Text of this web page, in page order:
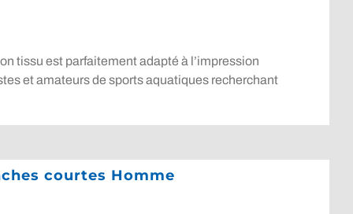
tissu est parfaitement adapté à l’impression
et amateurs de sports aquatiques recherchant
courtes Homme